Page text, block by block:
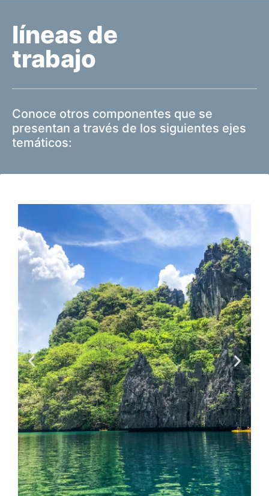
líneas de
trabajo
Conoce otros componentes que se
presentan a través de los siguientes ejes
temáticos: